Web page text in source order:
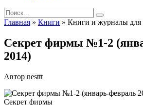
Search
for:
Главная » Книги » Книги и журналы для
Секрет фирмы №1-2
2014)
Автор nesttt
Секрет фирмы